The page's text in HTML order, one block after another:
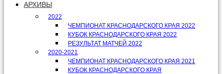
АРХИВЫ
2022
ЧЕМПИОНАТ КРАСНОДАРСКОГО КРАЯ 2022
КУБОК КРАСНОДАРСКОГО КРАЯ 2022
РЕЗУЛЬТАТ МАТЧЕЙ 2022
2020-2021
ЧЕМПИОНАТ КРАСНОДАРСКОГО КРАЯ 2021
КУБОК КРАСНОДАРСКОГО КРАЯ